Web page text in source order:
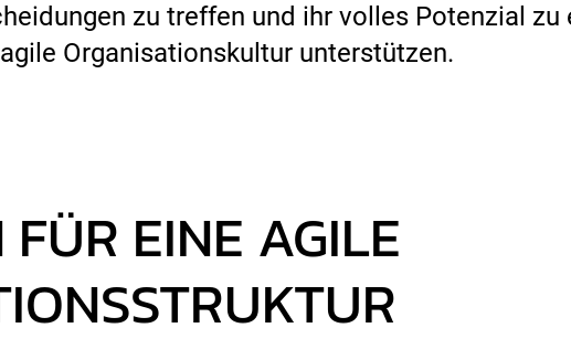
zu treffen und ihr volles Potenzial
Organisationskultur unterstützen.
EINE AGILE